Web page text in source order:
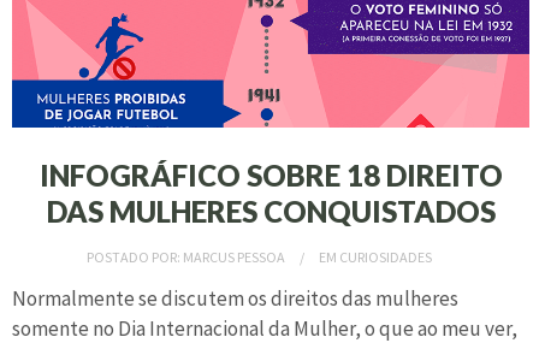
INFOGRÁFICO SOBRE 18 DIREITO
DAS MULHERES CONQUISTADOS
POSTADO POR: MARCUS PESSOA EM CURIOSIDADES
Normalmente se discutem os direitos das mulheres
somente no Dia Internacional da Mulher, o que ao meu ver,